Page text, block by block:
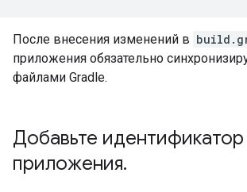
После внесения изменений в
приложения обязательно
файлами Gradle.
Добавьте идентификатор
приложения.